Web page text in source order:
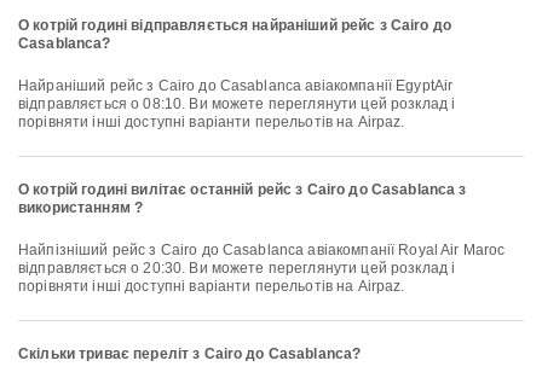
О котрій годині відправляється найраніший рейс з Cairo до
Casablanca?
Найраніший рейс з Cairo до Casablanca авіакомпанії EgyptAir
відправляється о 08:10. Ви можете переглянути цей розклад і
порівняти інші доступні варіанти перельотів на Airpaz.
О котрій годині вилітає останній рейс з Cairo до Casablanca з
використанням ?
Найпізніший рейс з Cairo до Casablanca авіакомпанії Royal Air Maroc
відправляється о 20:30. Ви можете переглянути цей розклад і
порівняти інші доступні варіанти перельотів на Airpaz.
Скільки триває переліт з Cairo до Casablanca?